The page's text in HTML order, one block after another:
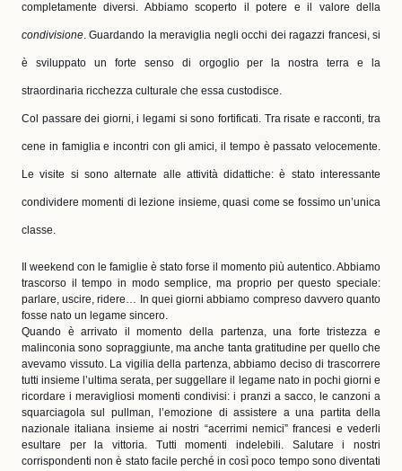
completamente diversi. Abbiamo scoperto il potere e il valore della
condivisione. Guardando la meraviglia negli occhi dei ragazzi francesi, si
è sviluppato un forte senso di orgoglio per la nostra terra e la
straordinaria ricchezza culturale che essa custodisce.
Col passare dei giorni, i legami si sono fortificati. Tra risate e racconti, tra
cene in famiglia e incontri con gli amici, il tempo è passato velocemente.
Le visite si sono alternate alle attività didattiche: è stato interessante
condividere momenti di lezione insieme, quasi come se fossimo un’unica
classe.
Il weekend con le famiglie è stato forse il momento più autentico. Abbiamo
trascorso il tempo in modo semplice, ma proprio per questo speciale:
parlare, uscire, ridere… In quei giorni abbiamo compreso davvero quanto
fosse nato un legame sincero.
Quando è arrivato il momento della partenza, una forte tristezza e
malinconia sono sopraggiunte, ma anche tanta gratitudine per quello che
avevamo vissuto. La vigilia della partenza, abbiamo deciso di trascorrere
tutti insieme l’ultima serata, per suggellare il legame nato in pochi giorni e
ricordare i meravigliosi momenti condivisi: i pranzi a sacco, le canzoni a
squarciagola sul pullman, l’emozione di assistere a una partita della
nazionale italiana insieme ai nostri “acerrimi nemici” francesi e vederli
esultare per la vittoria. Tutti momenti indelebili. Salutare i nostri
corrispondenti non è stato facile perché in così poco tempo sono diventati